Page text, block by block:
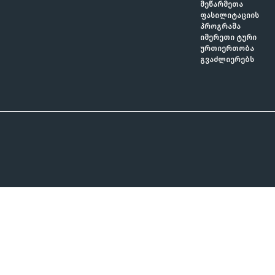
მეწარმეთა
ფასილიტაციის
პროგრამა
იმერეთი ტური
ურთიერთობა
გვაძლიერებს